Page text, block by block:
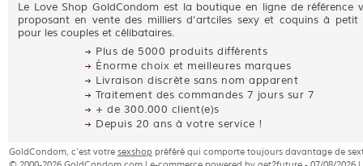
Le Love Shop GoldCondom est la boutique en ligne de référence
proposant en vente des milliers d'artciles sexy et coquins à petit
pour les couples et célibataires.
Plus de 5000 produits différents
Énorme choix et meilleures marques
Livraison discrète sans nom apparent
Traitement des commandes 7 jours sur 7
+ de 300.000 client(e)s
Depuis 20 ans à votre service !
GoldCondom, c'est votre sexshop préféré qui comporte toujours davantage de